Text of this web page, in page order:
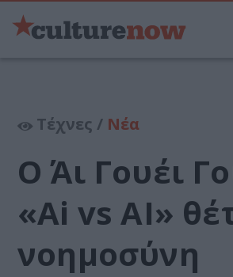
Τέχνες / Νέα
Ο Άι Γουέι
«Ai vs AI»
νοημοσύνη